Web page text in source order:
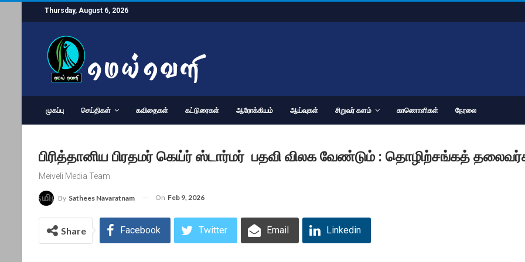
Thursday, August 6, 2026
முகப்பு செய்திகள் கவிதைகள் கட்டுரைகள் ஆரோக்கியம் ஆய்வுகள் சிறுவர் களம் காணொளிகள் நேரலை
பிரித்தானிய பிரதமர் கெய்ர் ஸ்டார்மர் பதவி விலக வேண்டும் : தொழிற்சங்கத்
Meiveli Media Team
By Sathees Navaratnam On Feb 9, 2026
Share Facebook Twitter Email Linkedin